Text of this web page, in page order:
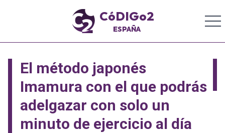
CóDIGo2
ESPAÑA
El método japonés
Imamura con el que podrás
adelgazar con solo un
minuto de ejercicio al día